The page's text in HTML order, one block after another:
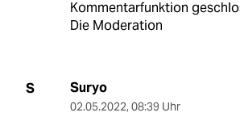
Kommentarfunktion
Die Moderation
S Suryo
02.05.2022, 08:39 Uhr